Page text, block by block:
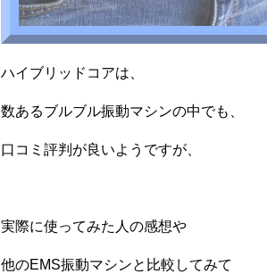
ハイブリッドコアは、
数あるブルブル振動マシンの中でも、
口コミ評判が良いようですが、
実際に使ってみた人の感想や
他のEMS振動マシンと比較してみて